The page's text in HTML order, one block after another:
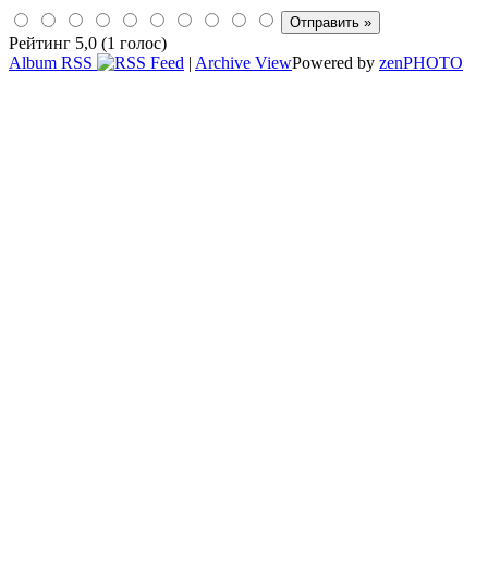
Рейтинг 5,0 (1 голос)
Album RSS
| Archive ViewPowered by zenPHOTO